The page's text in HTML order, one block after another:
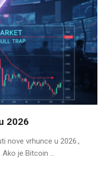
2026
nove vrhunce u 2026.,
je Bitcoin ...